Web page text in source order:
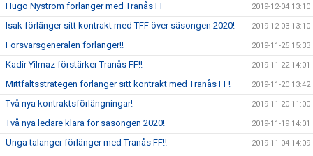
Hugo Nyström förlänger med Tranås FF 2019-12-04 13:10
Isak förlänger sitt kontrakt med TFF över säsongen 2020! 2019-12-03 13:10
Försvarsgeneralen förlänger!! 2019-11-25 15:33
Kadir Yilmaz förstärker Tranås FF!! 2019-11-22 14:01
Mittfältsstrategen förlänger sitt kontrakt med Tranås FF! 2019-11-20 13:42
Två nya kontraktsförlängningar! 2019-11-20 11:00
Två nya ledare klara för säsongen 2020! 2019-11-19 14:01
Unga talanger förlänger med Tranås FF!! 2019-11-04 14:09